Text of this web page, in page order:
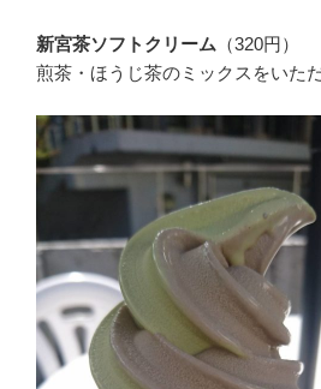
新宮茶ソフトクリーム （320円）
煎茶・ほうじ茶のミックスをいた